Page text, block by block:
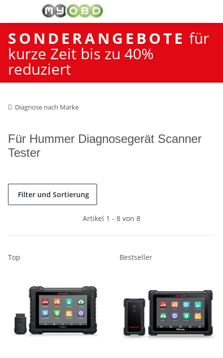
SONDERANGEBOTE für
kurze Zeit bis zu 40%
reduziert
Diagnose nach Marke
Für Hummer Diagnosegerät Scanner
Tester
Filter und Sortierung
Artikel 1 - 8 von 8
Top Bestseller